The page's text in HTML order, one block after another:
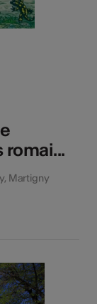
romai...
Martigny